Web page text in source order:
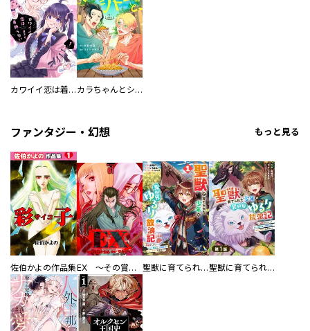
カワイイ恋は着飾らない カラちゃんとシトーさんと、 【分冊版】
ファンタジー・幻想 もっと見る
佐伯かよの作品集 EX ～その賞金稼ぎは、世界の出口を探す～【単行本版】 聖獣に育てられた少年の異世界ゆるり放浪記～神様からもらったチート魔法で、仲間たちとスローライフを満喫中～ 聖獣に育てられた少年の異世界ゆるり放浪記～神様からもらったチート魔法で、仲間たちとスローライフを満喫中～【分冊版】